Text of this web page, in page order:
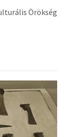
Örökség